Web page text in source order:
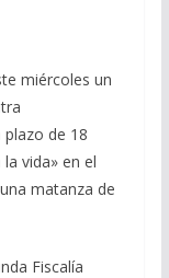
miércoles un
de 18
vida» en el
matanza de
Fiscalía